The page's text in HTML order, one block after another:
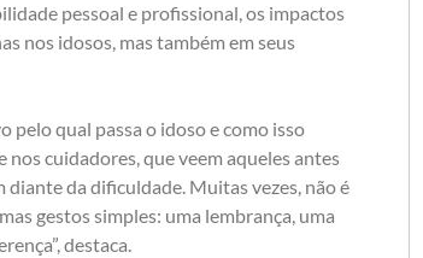
pessoal e profissional, os impactos
nos idosos, mas também em seus
pelo qual passa o idoso e como isso
cuidadores, que veem aqueles antes
diante da dificuldade. Muitas vezes, não é
gestos simples: uma lembrança, uma
destaca.